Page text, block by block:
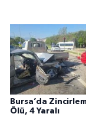
Bursa’da
Ölü, 4 Yaralı